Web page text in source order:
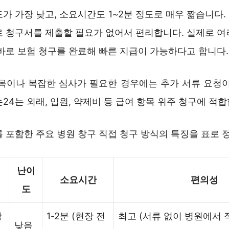
가장 낮고, 소요시간도 1~2분 정도로 매우 짧습니다
청구서를 제출할 필요가 없어서 편리합니다. 실제로
로 보험 청구를 완료해 빠른 지급이 가능하다고 합니다.
이나 복잡한 심사가 필요한 경우에는 추가 서류 요청
24는 외래, 입원, 약제비 등 급여 항목 위주 청구에 적
포함한 주요 병원 창구 직접 청구 방식의 특징을 표로
난이
도
소요시간 편의성
낮음
1-2분 (현장 전 최고 (서류 없이 병원에서